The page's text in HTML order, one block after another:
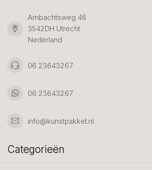
Ambachtsweg 46
3542DH Utrecht
Nederland
06 23643267
06 23643267
info@kunstpakket.nl
Categorieën